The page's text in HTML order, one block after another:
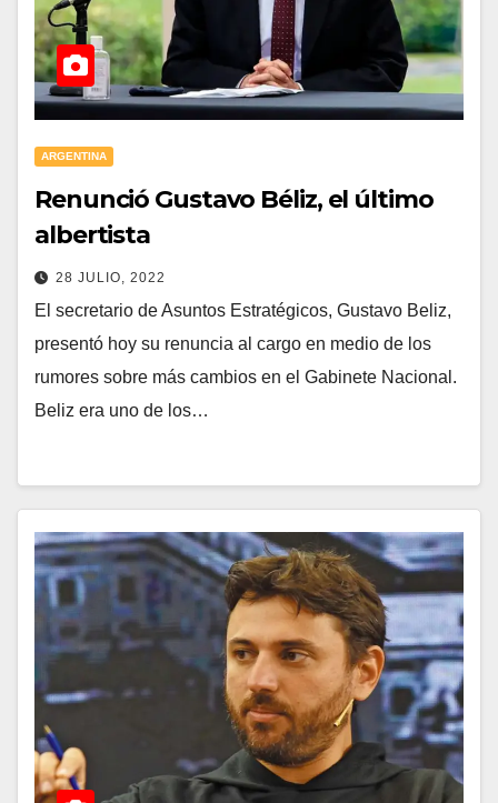
ARGENTINA
Renunció Gustavo Béliz, el último
albertista
28 JULIO, 2022
El secretario de Asuntos Estratégicos, Gustavo Beliz,
presentó hoy su renuncia al cargo en medio de los
rumores sobre más cambios en el Gabinete Nacional.
Beliz era uno de los…